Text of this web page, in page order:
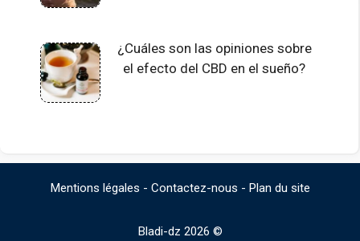
¿Cuáles son las opiniones sobre
el efecto del CBD en el sueño?
Mentions légales - Contactez-nous - Plan du site
Bladi-dz 2026 ©